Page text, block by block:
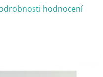
hodnocení